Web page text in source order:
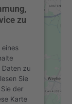
zu
zu
Sie
der
Karte